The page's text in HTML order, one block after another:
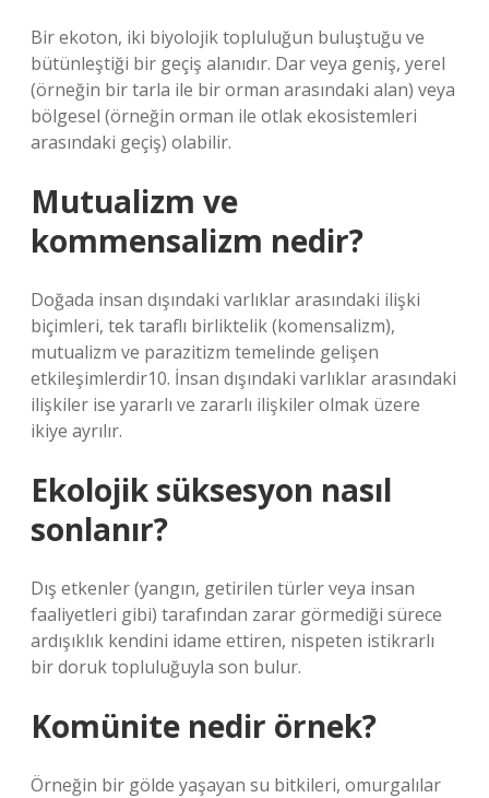
Bir ekoton, iki biyolojik topluluğun buluştuğu ve
bütünleştiği bir geçiş alanıdır. Dar veya geniş, yerel
(örneğin bir tarla ile bir orman arasındaki alan) veya
bölgesel (örneğin orman ile otlak ekosistemleri
arasındaki geçiş) olabilir.
Mutualizm ve
kommensalizm nedir?
Doğada insan dışındaki varlıklar arasındaki ilişki
biçimleri, tek taraflı birliktelik (komensalizm),
mutualizm ve parazitizm temelinde gelişen
etkileşimlerdir10. İnsan dışındaki varlıklar arasındaki
ilişkiler ise yararlı ve zararlı ilişkiler olmak üzere
ikiye ayrılır.
Ekolojik süksesyon nasıl
sonlanır?
Dış etkenler (yangın, getirilen türler veya insan
faaliyetleri gibi) tarafından zarar görmediği sürece
ardışıklık kendini idame ettiren, nispeten istikrarlı
bir doruk topluluğuyla son bulur.
Komünite nedir örnek?
Örneğin bir gölde yaşayan su bitkileri, omurgalılar